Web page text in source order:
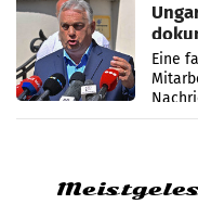
Eine